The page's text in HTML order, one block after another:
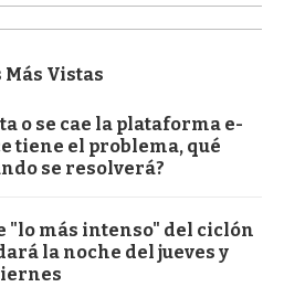
Más Vistas
o se cae la plataforma e-
tiene el problema, qué
se resolverá?
"lo más intenso" del ciclón
la noche del jueves y